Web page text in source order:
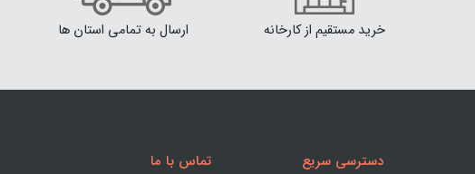
ارسال به تمامی استان ها خرید مستقیم از کارخانه
دسترسی سریع تماس با ما